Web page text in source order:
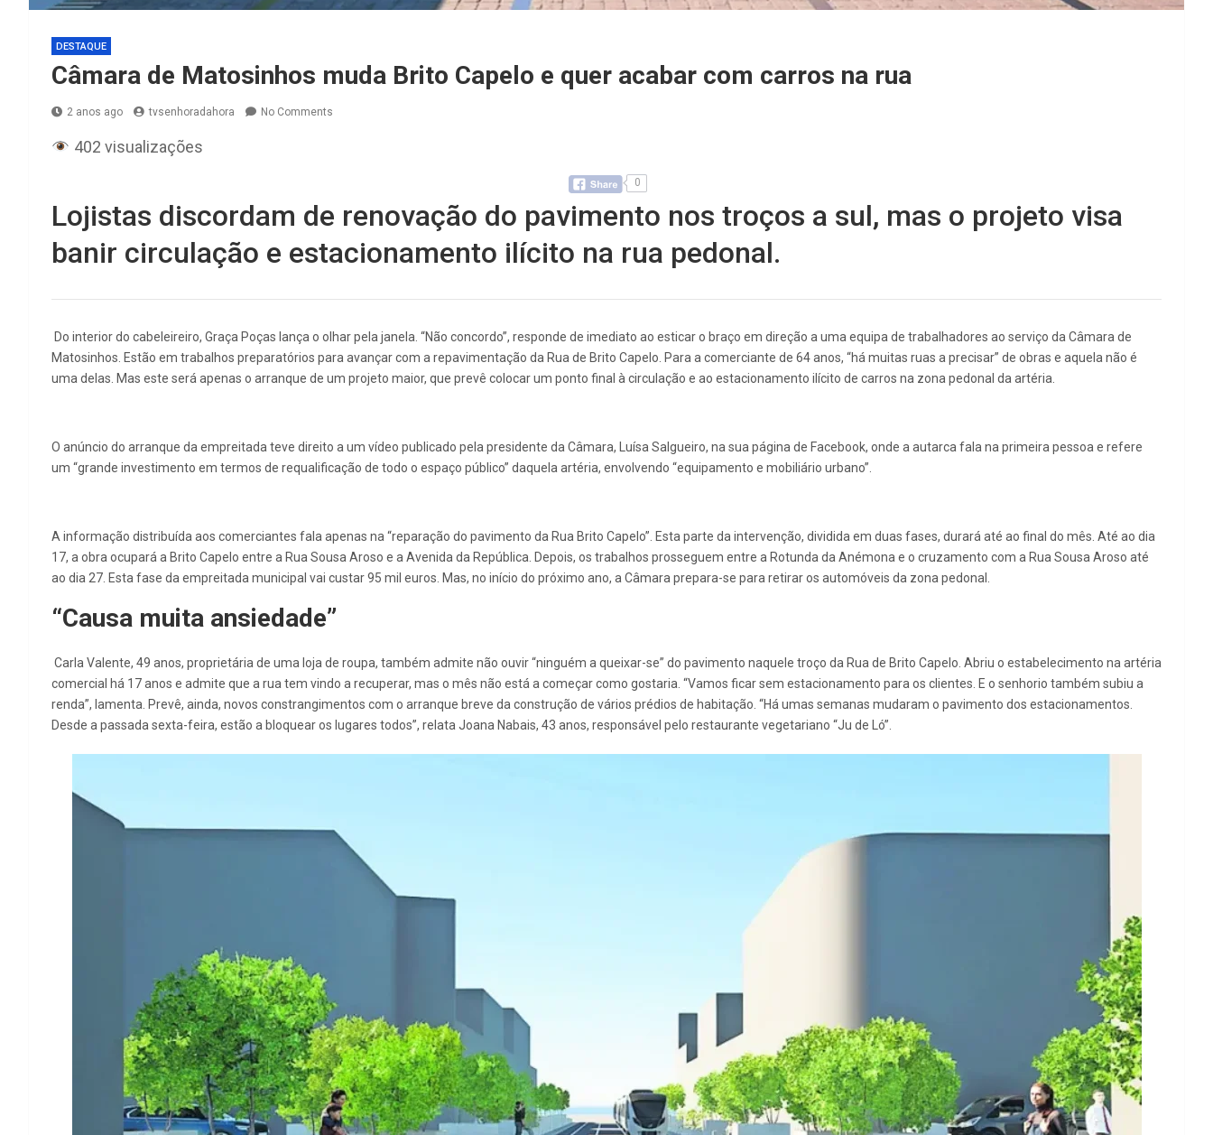
DESTAQUE
Câmara de Matosinhos muda Brito Capelo e quer acabar com carros na rua
2 anos ago tvsenhoradahora No Comments
402 visualizações
0
Lojistas discordam de renovação do pavimento nos troços a sul, mas o projeto visa
banir circulação e estacionamento ilícito na rua pedonal.
Do interior do cabeleireiro, Graça Poças lança o olhar pela janela. “Não concordo”, responde de imediato ao esticar o braço em direção a uma equipa de trabalhadores ao serviço da Câmara de
Matosinhos. Estão em trabalhos preparatórios para avançar com a repavimentação da Rua de Brito Capelo. Para a comerciante de 64 anos, “há muitas ruas a precisar” de obras e aquela não é
uma delas. Mas este será apenas o arranque de um projeto maior, que prevê colocar um ponto final à circulação e ao estacionamento ilícito de carros na zona pedonal da artéria.
O anúncio do arranque da empreitada teve direito a um vídeo publicado pela presidente da Câmara, Luísa Salgueiro, na sua página de Facebook, onde a autarca fala na primeira pessoa e refere
um “grande investimento em termos de requalificação de todo o espaço público” daquela artéria, envolvendo “equipamento e mobiliário urbano”.
A informação distribuída aos comerciantes fala apenas na “reparação do pavimento da Rua Brito Capelo”. Esta parte da intervenção, dividida em duas fases, durará até ao final do mês. Até ao dia
17, a obra ocupará a Brito Capelo entre a Rua Sousa Aroso e a Avenida da República. Depois, os trabalhos prosseguem entre a Rotunda da Anémona e o cruzamento com a Rua Sousa Aroso até
ao dia 27. Esta fase da empreitada municipal vai custar 95 mil euros. Mas, no início do próximo ano, a Câmara prepara-se para retirar os automóveis da zona pedonal.
“Causa muita ansiedade”
Carla Valente, 49 anos, proprietária de uma loja de roupa, também admite não ouvir “ninguém a queixar-se” do pavimento naquele troço da Rua de Brito Capelo. Abriu o estabelecimento na artéria
comercial há 17 anos e admite que a rua tem vindo a recuperar, mas o mês não está a começar como gostaria. “Vamos ficar sem estacionamento para os clientes. E o senhorio também subiu a
renda”, lamenta. Prevê, ainda, novos constrangimentos com o arranque breve da construção de vários prédios de habitação. “Há umas semanas mudaram o pavimento dos estacionamentos.
Desde a passada sexta-feira, estão a bloquear os lugares todos”, relata Joana Nabais, 43 anos, responsável pelo restaurante vegetariano “Ju de Ló”.